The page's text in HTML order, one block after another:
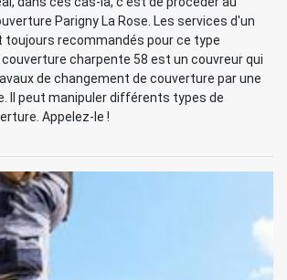
Parigny La Rose. Les services d'un
recommandés pour ce type
charpente 58 est un couvreur qui
de changement de couverture par une
Il peut manipuler différents types de
Appelez-le !